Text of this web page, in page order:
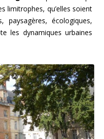
limitrophes, qu’elles soient
paysagères, écologiques,
les dynamiques urbaines